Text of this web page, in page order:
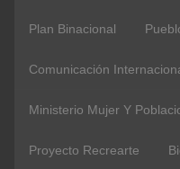
Plan Binacional
Comunicación
Ministerio Mujer Y
Proyecto Recrearte